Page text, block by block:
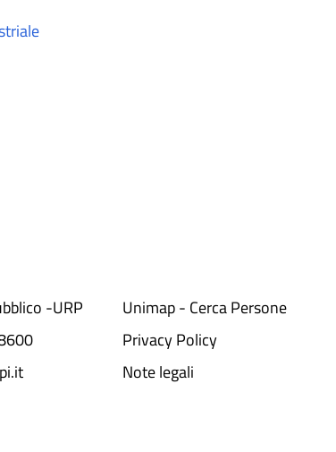
-URP
Unimap - Cerca Persone
Privacy Policy
Note legali